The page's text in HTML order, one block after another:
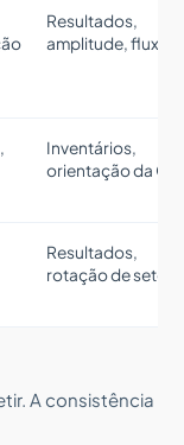
Resultados,
amplitude, fluxos
Inventários,
orientação da
Resultados,
rotação de setor
A consistência